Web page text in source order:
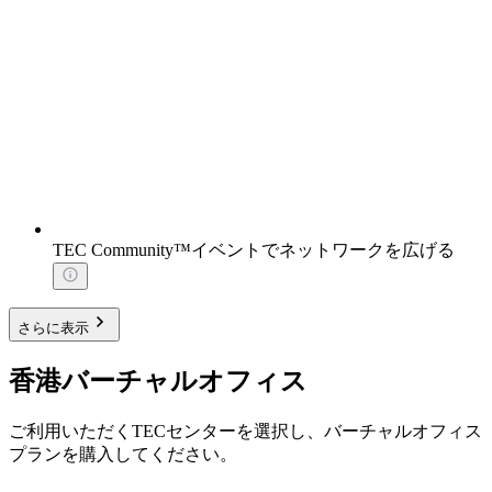
TEC Community™イベントでネットワークを広げる
さらに表示
香港バーチャルオフィス
ご利用いただくTECセンターを選択し、バーチャルオフィス
プランを購入してください。